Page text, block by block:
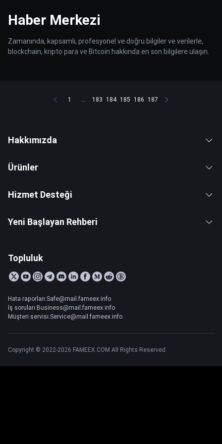
Haber Merkezi
Zamanında, kapsamlı, profesyonel ve doğru bilgiler ve verilerle,
blockchain, kripto para ve Bitcoin hakkında en son bilgilere ulaşın.
1 ... 183 184 185 186 187
Hakkımızda
Ürünler
Hizmet Desteği
Yeni Başlayan Rehberi
Topluluk
Hata raporları:Safe@mail.fameex.info
İş soruları:Business@mail.fameex.info
Müşteri servisi:Service@mail.fameex.info
Copyright © 2022-2026 FAMEEX.COM All Rights Reserved